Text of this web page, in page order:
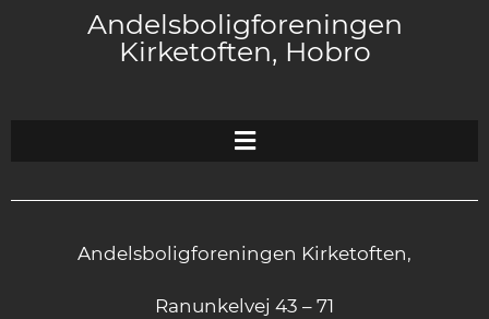
Andelsboligforeningen
Kirketoften, Hobro
Andelsboligforeningen Kirketoften,
Ranunkelvej 43 – 71